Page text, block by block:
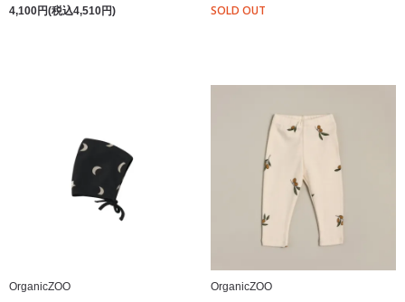
4,100円(税込4,510円)
SOLD OUT
OrganicZOO
OrganicZOO